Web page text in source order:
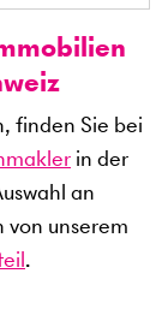
finden Sie bei
in der
an
unserem
.